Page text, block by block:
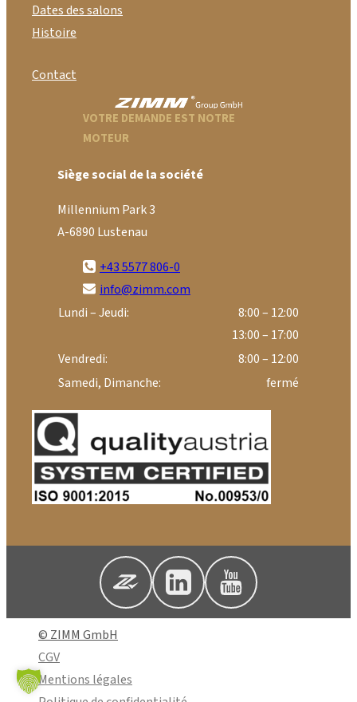
Dates des salons
Histoire
Contact
VOTRE DEMANDE EST NOTRE
MOTEUR
Siège social de la société
Millennium Park 3
A-6890 Lustenau
+43 5577 806-0
info@zimm.com
Lundi – Jeudi:
8:00 – 12:00
13:00 – 17:00
Vendredi:
8:00 – 12:00
Samedi, Dimanche:
fermé
© ZIMM GmbH
CGV
Mentions légales